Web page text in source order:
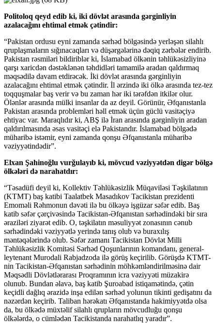
Politoloq qeyd edib ki, iki dövlət arasında gərginliyin
azalacağını ehtimal etmək çətindir:
“Pakistan ordusu eyni zamanda sərhəd bölgəsində yerləşən silahlı
qruplaşmaların sığınacaqları və düşərgələrinə dəqiq zərbələr endirib.
Pakistan rəsmiləri bildiriblər ki, İslamabad ölkənin təhlükəsizliyinə
qarşı xaricdən dəstəklənən təhdidləri tamamilə aradan qaldırmaq
məqsədilə davam etdirəcək. İki dövlət arasında gərginliyin
azalacağını ehtimal etmək çətindir. İl ərzində iki ölkə arasında tez-tez
toqquşmalar baş verir və bu zaman hər iki tərəfdən itkilər olur.
Ölənlər arasında mülki insanlar da az deyil. Görünür, Əfqanıstanla
Pakistan arasında problemləri həll etmək üçün güclü vasitəçiyə
ehtiyac var. Maraqlıdır ki, ABŞ ilə İran arasında gərginliyin aradan
qaldırılmasında əsas vasitəçi elə Pakistandır. İslamabad bölgədə
müharibə istəmir, eyni zamanda qonşu Əfqanıstanla müharibə
vəziyyətindədir”.
Elxan Şahinoğlu vurğulayıb ki, mövcud vəziyyətdən digər bölgə
ölkələri də narahatdır:
“Təsadüfi deyil ki, Kollektiv Təhlükəsizlik Müqaviləsi Təşkilatının
(KTMT) baş katibi Taalatbek Masadıkov Tacikistan prezidenti
Emoməli Rəhmonun dəvəti ilə bu ölkəyə işgüzar səfər edib. Baş
katib səfər çərçivəsində Tacikistan-Əfqanıstan sərhədindəki bir sıra
əraziləri ziyarət edib. O, təşkilatın məsuliyyət zonasının cənub
sərhədindəki vəziyyətlə yerində tanış olub və buraxılış
məntəqələrində olub. Səfər zamanı Tacikistan Dövlət Milli
Təhlükəsizlik Komitəsi Sərhəd Qoşunlarının komandanı, general-
leytenant Murodali Rabjadzoda ilə görüş keçirilib. Görüşdə KTMT-
nin Tacikistan-Əfqanıstan sərhədinin möhkəmləndirilməsinə dair
Məqsədli Dövlətlərarası Proqramının icra vəziyyəti müzakirə
olunub. Bundan əlavə, baş katib Şuroabad istiqamətində, çətin
keçidli dağlıq ərazidə inşa edilən sərhəd yolunun tikinti gedişatını da
nəzərdən keçirib. Taliban hərəkatı Əfqanıstanda hakimiyyətdə olsa
da, bu ölkədə müxtəlif silahlı qrupların mövcudluğu qonşu
ölkələrdə, o cümlədən Tacikistanda narahatlıq yaradır”.